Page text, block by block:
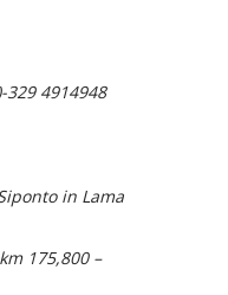
329 4914948
in Lama
175,800 –